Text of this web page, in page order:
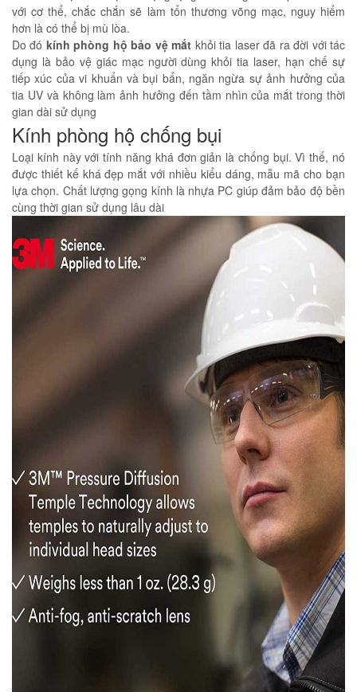
với cơ thể, chắc chắn sẽ làm tổn thương võng mạc, nguy hiểm
hơn là có thể bị mù lòa.
Do đó kính phòng hộ bảo vệ mắt khỏi tia laser đã ra đời với tác
dụng là bảo vệ giác mạc người dùng khỏi tia laser, hạn chế sự
tiếp xúc của vi khuẩn và bụi bẩn, ngăn ngừa sự ảnh hưởng của
tia UV và không làm ảnh hưởng đến tầm nhìn của mắt trong thời
gian dài sử dụng
Kính phòng hộ chống bụi
Loại kính này với tính năng khá đơn giản là chống bụi. Vì thế, nó
được thiết kế khá đẹp mắt với nhiều kiểu dáng, mẫu mã cho bạn
lựa chọn. Chất lượng gọng kính là nhựa PC giúp đảm bảo độ bền
cùng thời gian sử dụng lâu dài